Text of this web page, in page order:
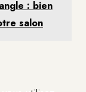
: bien
salon